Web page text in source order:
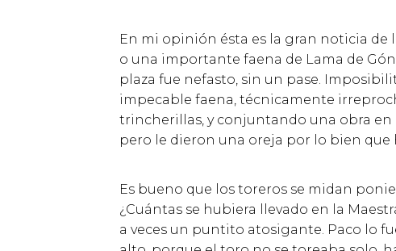
En mi opinión ésta es la gran noticia de
o una importante faena de Lama de
plaza fue nefasto, sin un pase.
impecable faena, técnicamente
trincherillas, y conjuntando una obra en
pero le dieron una oreja por lo bien que
Es bueno que los toreros se midan
¿Cuántas se hubiera llevado en la
a veces un puntito atosigante. Paco lo